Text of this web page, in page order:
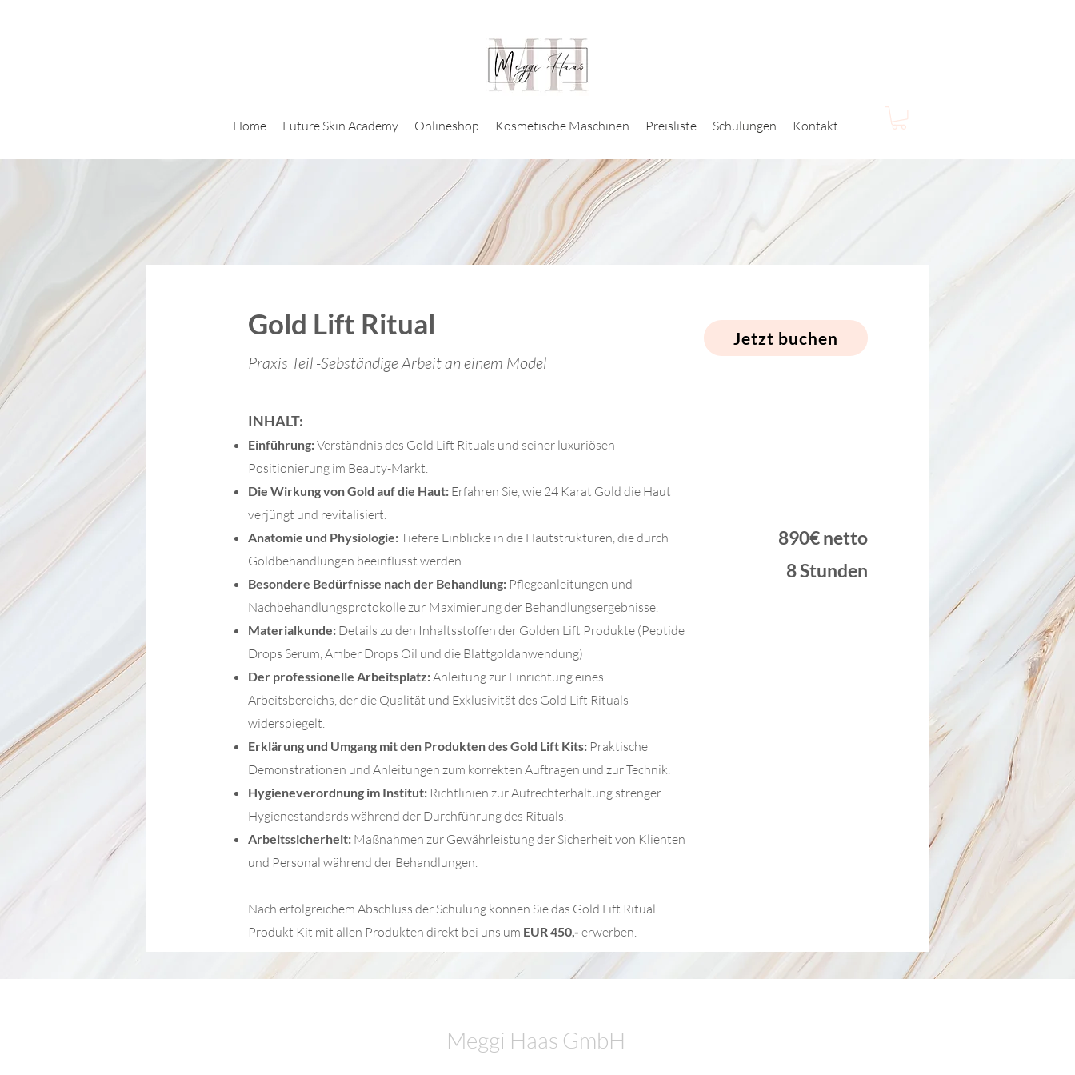
Home Future Skin Academy Onlineshop Kosmetische Maschinen Preisliste Schulungen Kontakt
Gold Lift Ritual
Praxis Teil -Sebständige Arbeit an einem Model
Jetzt buchen
INHALT:
Einführung:Verständnis des Gold Lift Rituals und seiner luxuriösen
Positionierung im Beauty-Markt.
Die Wirkung von Gold auf die Haut: Erfahren Sie, wie 24 Karat Gold die Haut
verjüngt und revitalisiert.
Anatomie und Physiologie:Tiefere Einblicke in die Hautstrukturen, die durch
Goldbehandlungen beeinflusst werden.
Besondere Bedürfnisse nach der Behandlung: Pflegeanleitungen und
Nachbehandlungsprotokolle zur Maximierung der Behandlungsergebnisse.
Materialkunde: Details zu den Inhaltsstoffen der Golden Lift Produkte (Peptide
Drops Serum, Amber Drops Oil und die Blattgoldanwendung)
Der professionelle Arbeitsplatz:Anleitung zur Einrichtung eines
Arbeitsbereichs, der die Qualität und Exklusivität des Gold Lift Rituals
widerspiegelt.
Erklärung und Umgang mit den Produkten des Gold Lift Kits: Praktische
Demonstrationen und Anleitungen zum korrekten Auftragen und zur Technik.
Hygieneverordnung im Institut: Richtlinien zur Aufrechterhaltung strenger
Hygienestandards während der Durchführung des Rituals.
Arbeitssicherheit: Maßnahmen zur Gewährleistung der Sicherheit von Klienten
und Personal während der Behandlungen.
Nach erfolgreichem Abschluss der Schulung können Sie das Gold Lift Ritual
Produkt Kit mit allen Produkten direkt bei uns um EUR 450,- erwerben.
890€ netto
8 Stunden
Meggi Haas GmbH